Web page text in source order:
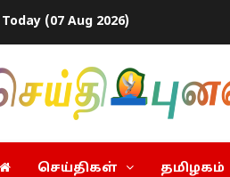
Today (07 Aug 2026)
செய்திகள் தமிழகம்